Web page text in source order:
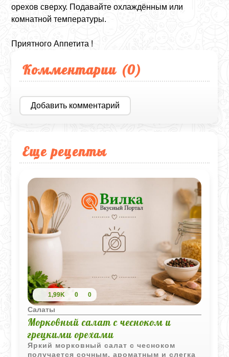
орехов сверху. Подавайте охлаждённым или
комнатной температуры.
Приятного Аппетита !
Комментарии (0)
Добавить комментарий
Еще рецепты
1,99K 0 0
Салаты
Морковный салат с чесноком и
грецкими орехами
Яркий морковный салат с чесноком
получается сочным, ароматным и слегка